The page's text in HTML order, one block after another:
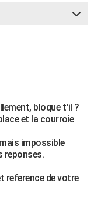
bloque t'il ?
et la courroie
impossible
reponses.
reference de votre